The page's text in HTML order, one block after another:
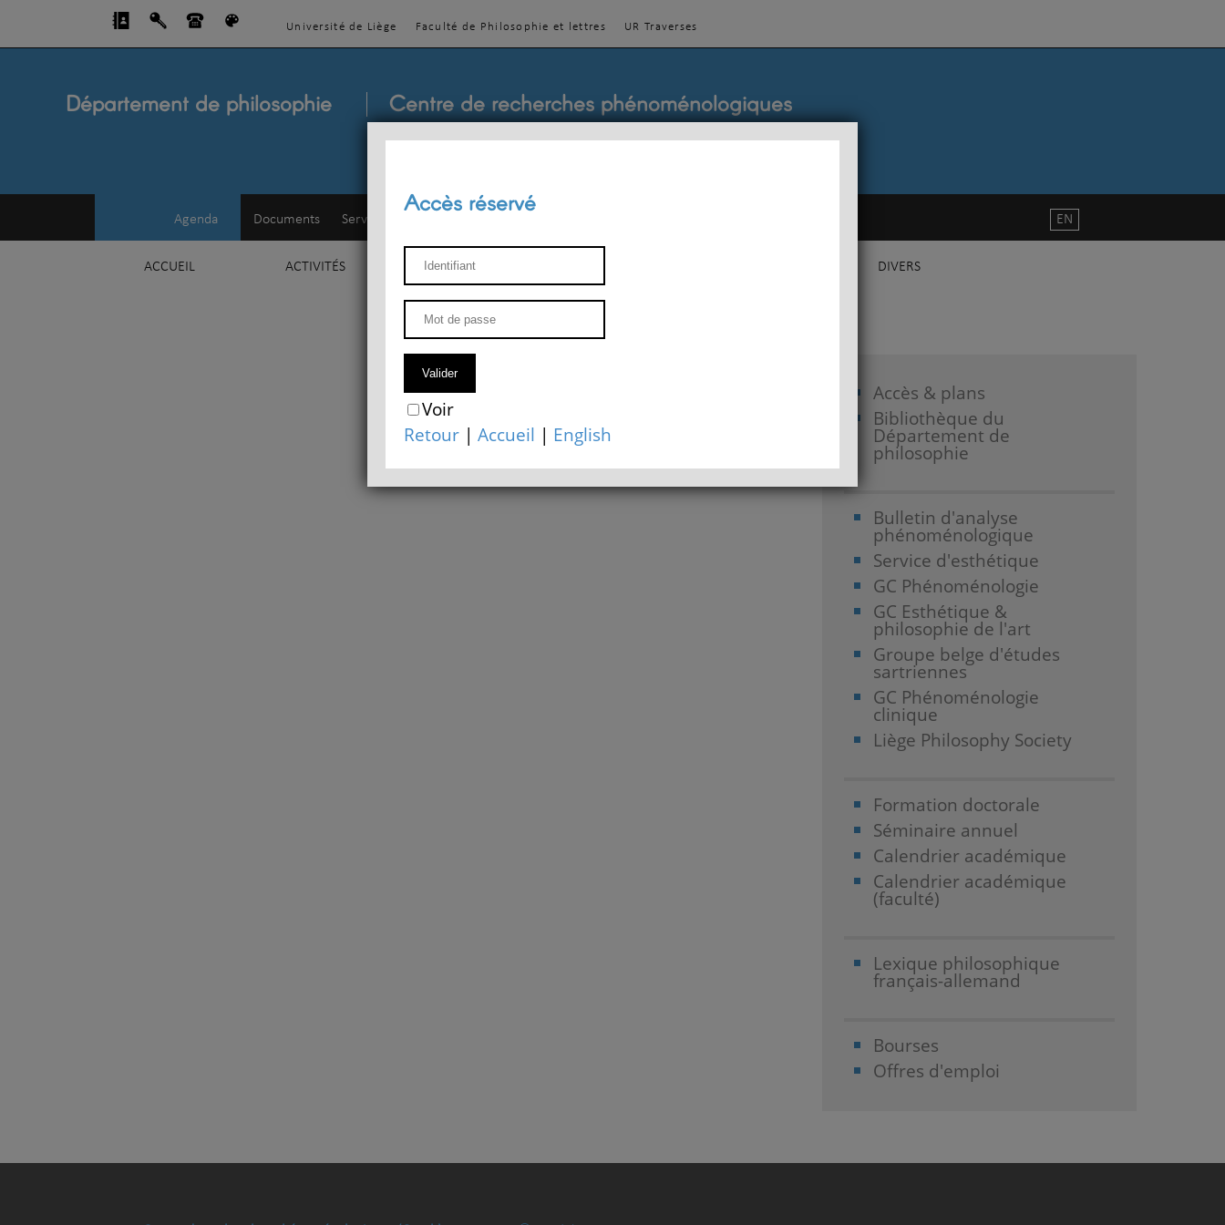
Université de Liège Faculté de Philosophie et lettres UR Traverses
Département de philosophie Centre de recherches phénoménologiques
Agenda Documents Service d'esthétique
ACCUEIL ACTIVITÉS ENSEIGNEMENT DIVERS
EN
Accès & plans
Bibliothèque du
Département de
philosophie
Bulletin d'analyse
phénoménologique
Service d'esthétique
GC Phénoménologie
GC Esthétique &
philosophie de l'art
Groupe belge d'études
sartriennes
GC Phénoménologie
clinique
Liège Philosophy Society
Formation doctorale
Séminaire annuel
Calendrier académique
Calendrier académique
(faculté)
Lexique philosophique
français-allemand
Bourses
Offres d'emploi
Accès réservé
Voir
Retour |Accueil | English